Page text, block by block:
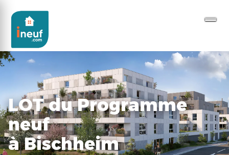
LOT du Programme
neuf
à Bischheim